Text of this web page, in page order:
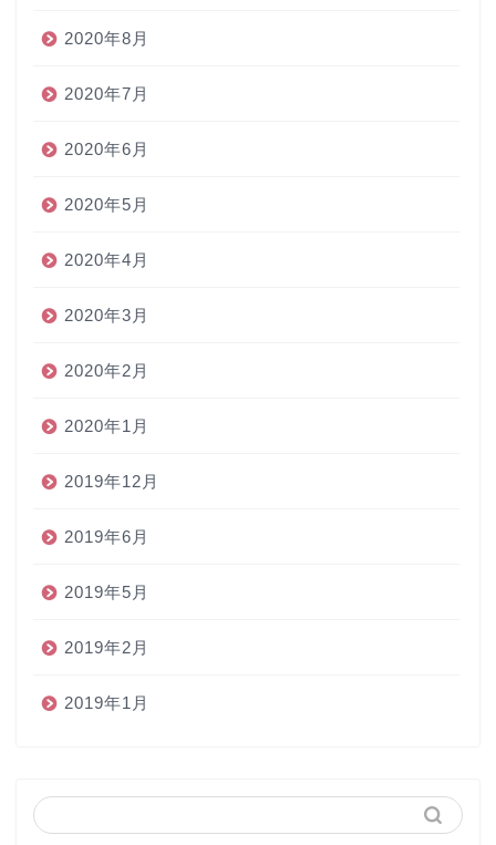
2020年8月
2020年7月
2020年6月
2020年5月
2020年4月
2020年3月
2020年2月
2020年1月
2019年12月
2019年6月
2019年5月
2019年2月
2019年1月
インク